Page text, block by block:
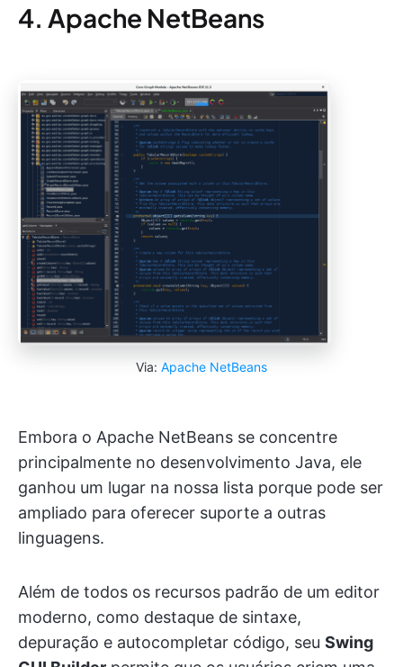
4. Apache NetBeans
Via: Apache NetBeans
Embora o Apache NetBeans se concentre
principalmente no desenvolvimento Java, ele
ganhou um lugar na nossa lista porque pode ser
ampliado para oferecer suporte a outras
linguagens.
Além de todos os recursos padrão de um editor
moderno, como destaque de sintaxe,
depuração e autocompletar código, seu Swing